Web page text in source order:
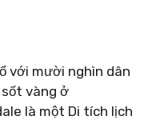
với mười nghìn dân
vàng ở
là một Di tích lịch